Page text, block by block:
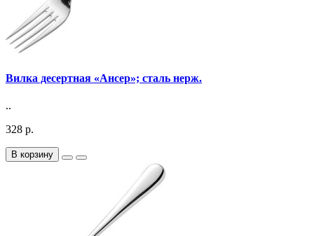
Вилка десертная «Ансер»; сталь нерж.
..
328 р.
В корзину